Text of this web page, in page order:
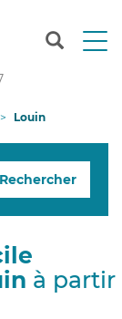
T
n
g
i
Louin
Rechercher
à partir